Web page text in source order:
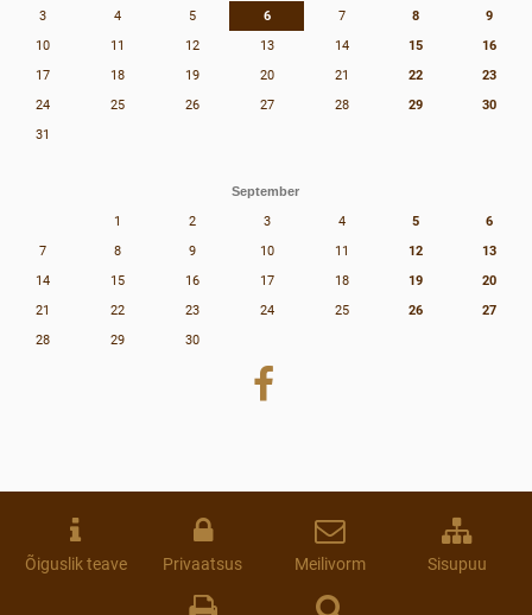
3
4 5 6 7 8
9
10
11 12 13 14 15
16
17
18 19 20 21 22
23
24
25 26 27 28 29
30
31
September
1 2 3 4 5
6
7
8 9 10 11 12
13
14
15 16 17 18 19
20
21
22 23 24 25 26
27
28
29 30
Õiguslik teave Privaatsus Meilivorm Sisupuu